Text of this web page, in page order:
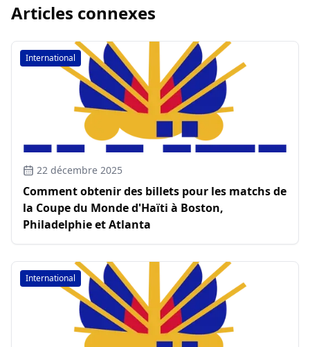
Articles connexes
International
22 décembre 2025
Comment obtenir des billets pour les matchs de
la Coupe du Monde d'Haïti à Boston,
Philadelphie et Atlanta
International